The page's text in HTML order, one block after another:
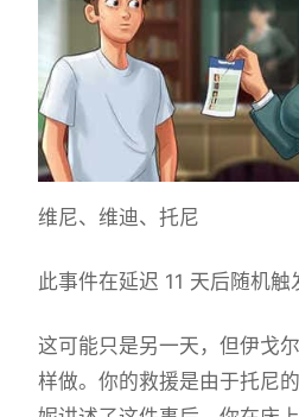
维尼、维迪、托尼
此事件在延迟 11 天后随机触
这可能只是另一天，但伊戈
样做。你的救援是由于托尼